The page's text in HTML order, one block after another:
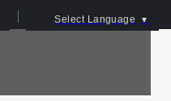
Select Language ▼